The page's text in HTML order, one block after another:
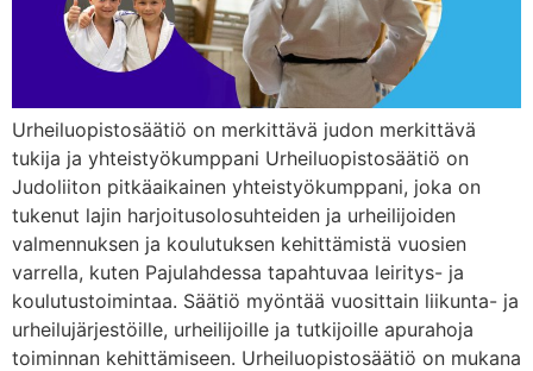
Urheiluopistosäätiö on merkittävä judon merkittävä
tukija ja yhteistyökumppani Urheiluopistosäätiö on
Judoliiton pitkäaikainen yhteistyökumppani, joka on
tukenut lajin harjoitusolosuhteiden ja urheilijoiden
valmennuksen ja koulutuksen kehittämistä vuosien
varrella, kuten Pajulahdessa tapahtuvaa leiritys- ja
koulutustoimintaa. Säätiö myöntää vuosittain liikunta- ja
urheilujärjestöille, urheilijoille ja tutkijoille apurahoja
toiminnan kehittämiseen. Urheiluopistosäätiö on mukana